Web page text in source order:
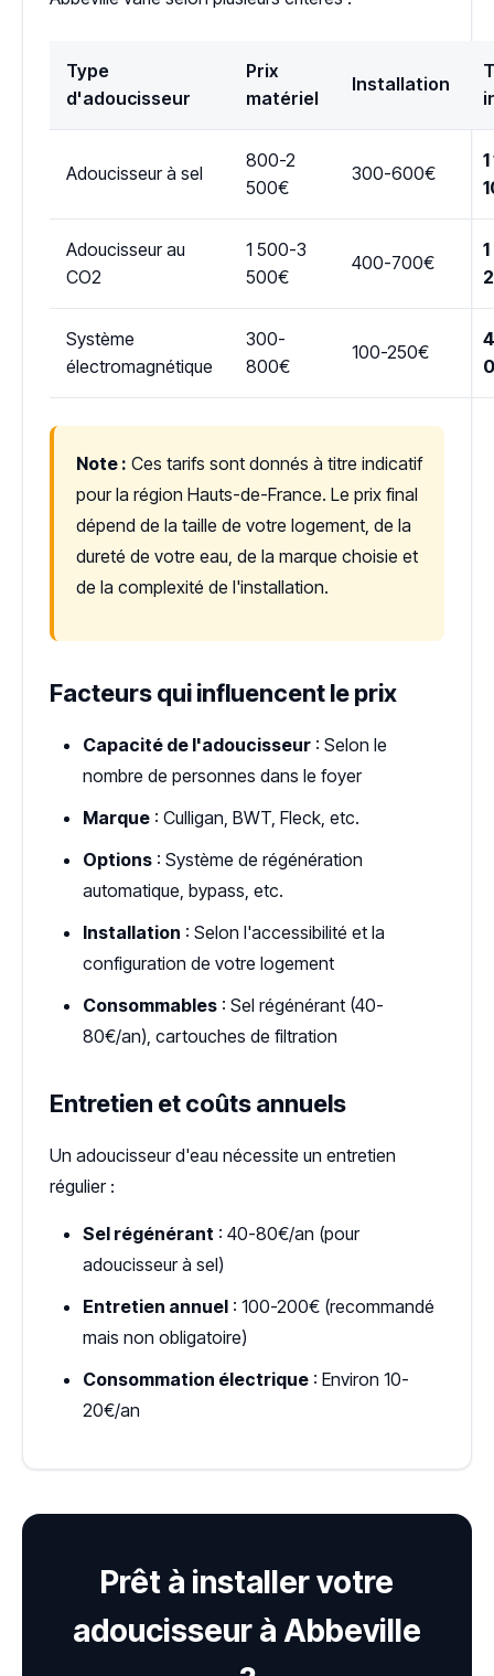
Type
d'adoucisseur
Prix
matériel
Installation
Adoucisseur à sel
800-2
500€
300-600€
Adoucisseur au
CO2
1 500-3
500€
400-700€
Système
électromagnétique
300-
800€
100-250€
Note : Ces tarifs sont donnés à titre indicatif
pour la région Hauts-de-France. Le prix final
dépend de la taille de votre logement, de la
dureté de votre eau, de la marque choisie et
de la complexité de l'installation.
Facteurs qui influencent le prix
Capacité de l'adoucisseur : Selon le
nombre de personnes dans le foyer
Marque : Culligan, BWT, Fleck, etc.
Options : Système de régénération
automatique, bypass, etc.
Installation : Selon l'accessibilité et la
configuration de votre logement
Consommables : Sel régénérant (40-
80€/an), cartouches de filtration
Entretien et coûts annuels
Un adoucisseur d'eau nécessite un entretien
régulier :
Sel régénérant : 40-80€/an (pour
adoucisseur à sel)
Entretien annuel : 100-200€ (recommandé
mais non obligatoire)
Consommation électrique : Environ 10-
20€/an
Prêt à installer votre
adoucisseur à Abbeville